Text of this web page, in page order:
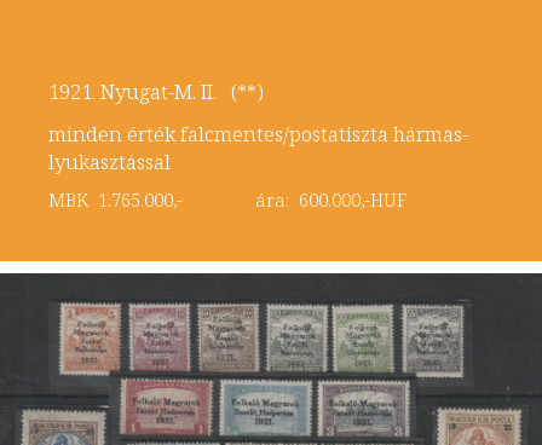
1921. Nyugat-M. II. (**)
minden érték falcmentes/postatiszta hármas-
lyukasztással
MBK 1.765.000,- ára: 600.000,-HUF